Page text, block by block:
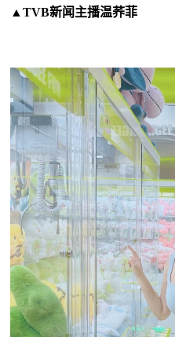
▲TVB新闻主播温荞菲